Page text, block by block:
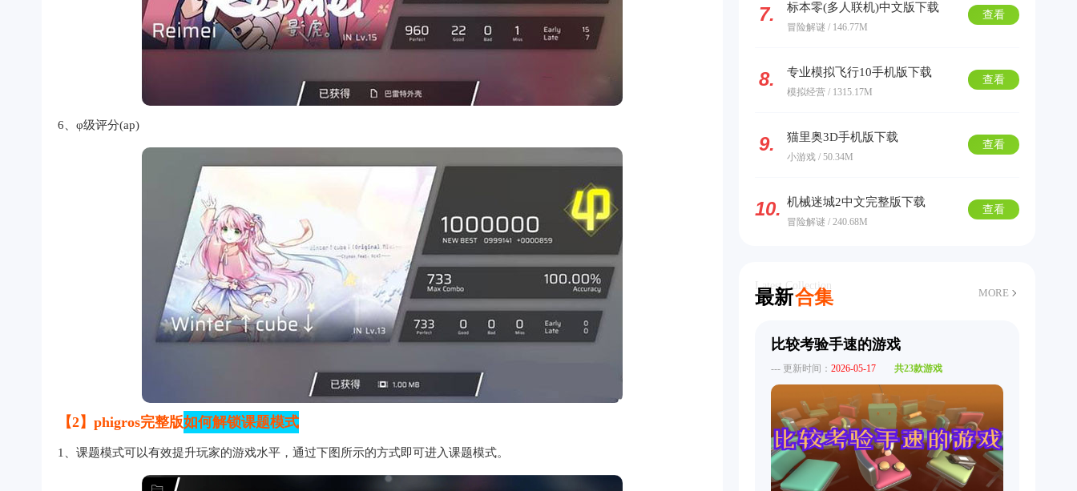
6、φ级评分(ap)
【2】phigros完整版如何解锁课题模式
1、课题模式可以有效提升玩家的游戏水平，通过下图所示的方式即可进入课题模式。
7. 标本零(多人联机)中文版下载
冒险解谜 / 146.77M
查看
8. 专业模拟飞行10手机版下载
模拟经营 / 1315.17M
查看
9. 猫里奥3D手机版下载
小游戏 / 50.34M
查看
10. 机械迷城2中文完整版下载
冒险解谜 / 240.68M
查看
最新合集
Latest Collection
MORE
比较考验手速的游戏
--- 更新时间： 2026-05-17 共23款游戏